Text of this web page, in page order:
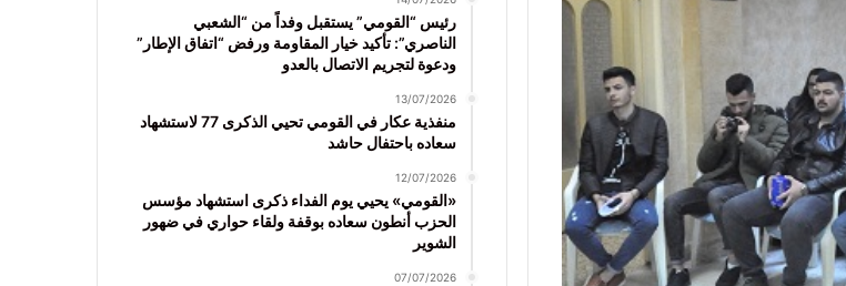
رئيس “القومي” يستقبل وفداً من “الشعبي
الناصري”: تأكيد خيار المقاومة ورفض “اتفاق الإطار”
ودعوة لتجريم الاتصال بالعدو
13/07/2026
منفذية عكار في القومي تحيي الذكرى 77 لاستشهاد
سعاده باحتفال حاشد
12/07/2026
«القومي» يحيي يوم الفداء ذكرى استشهاد مؤسس
الحزب أنطون سعاده بوقفة ولقاء حواري في ضهور
الشوير
07/07/2026